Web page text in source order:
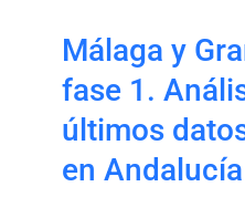
Málaga y
fase 1.
últimos
en Andalucía